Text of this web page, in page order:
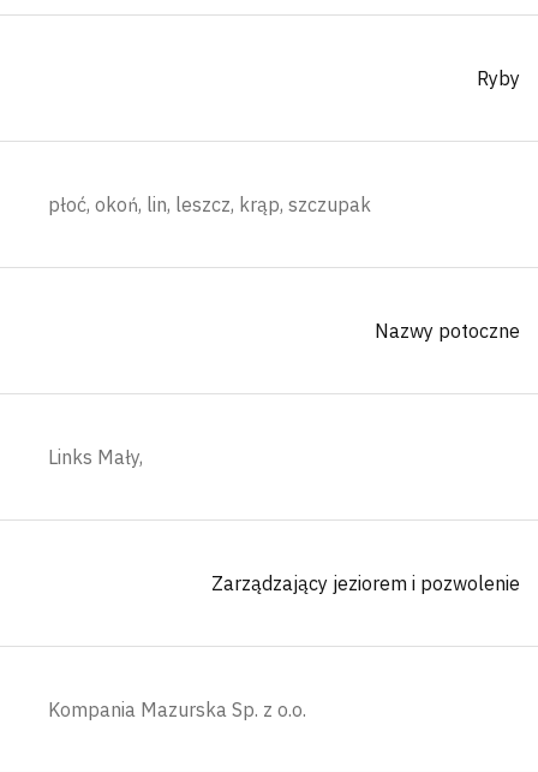
Ryby
płoć, okoń, lin, leszcz, krąp, szczupak
Nazwy potoczne
Links Mały,
Zarządzający jeziorem i pozwolenie
Kompania Mazurska Sp. z o.o.